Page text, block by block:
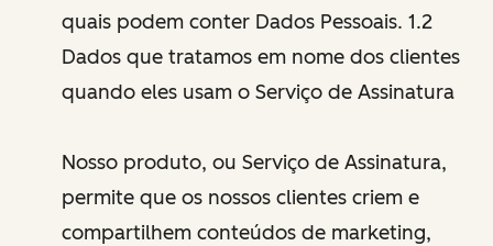
quais podem conter Dados Pessoais. 1.2
Dados que tratamos em nome dos clientes
quando eles usam o Serviço de Assinatura
Nosso produto, ou Serviço de Assinatura,
permite que os nossos clientes criem e
compartilhem conteúdos de marketing,